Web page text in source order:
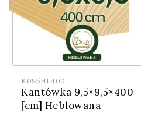
K095HL400
Kantówka 9,5×9,5×400
[cm] Heblowana